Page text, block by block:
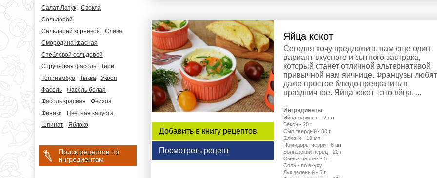
Салат Латук
Свекла
Сельдерей
Сельдерей корневой
Слива
Смородина красная
Стеблевой сельдерей
Стручковая фасоль
Терн
Топинамбур
Тыква
Укроп
Фасоль
Фасоль белая
Фасоль красная
Фейхоа
Финики
Цветная капуста
Шпинат
Яблоко
Поиск рецептов по
ингредиентам
Добавить в книгу рецептов
Посмотреть рецепт
Яйца кокот
Сегодня хочу предложить вам еще один
вариант вкусного и сытного завтрака,
который станет отличной альтернативой
привычной нам яичнице. Французы любят
даже простое блюдо превратить в
праздничное. Яйца кокот - это яйца, ...
Ингредиенты
Яйца куриные - 2 шт.
Бекон - 20 г
Сыр твердый - 30 г
Сливки - 10 мл
Помидоры черри - 6 шт.
Болгарский перец - 20 г
Смесь перцев - 5 г
Соль - по вкусу
Лук зеленый - 5 г